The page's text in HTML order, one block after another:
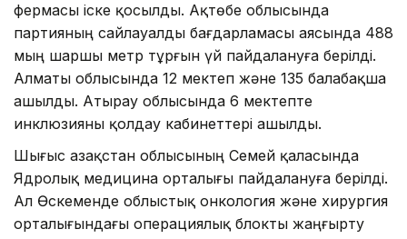
фермасы іске қосылды. Ақтөбе облысында
партияның сайлауалды бағдарламасы аясында 488
мың шаршы метр тұрғын үй пайдалануға берілді.
Алматы облысында 12 мектеп және 135 балабақша
ашылды. Атырау облысында 6 мектепте
инклюзияны қолдау кабинеттері ашылды.
Шығыс Қазақстан облысының Семей қаласында
Ядролық медицина орталығы пайдалануға берілді.
Ал Өскеменде облыстық онкология және хирургия
орталығындағы операциялық блокты жаңғырту